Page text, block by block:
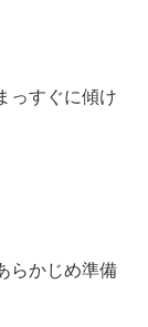
っすぐに傾け
らかじめ準備